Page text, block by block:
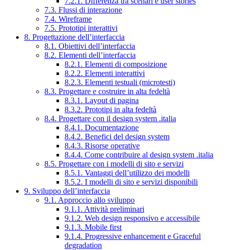
7.3. Flussi di interazione
7.4. Wireframe
7.5. Prototipi interattivi
8. Progettazione dell’interfaccia
8.1. Obiettivi dell’interfaccia
8.2. Elementi dell’interfaccia
8.2.1. Elementi di composizione
8.2.2. Elementi interattivi
8.2.3. Elementi testuali (microtesti)
8.3. Progettare e costruire in alta fedeltà
8.3.1. Layout di pagina
8.3.2. Prototipi in alta fedeltà
8.4. Progettare con il design system .italia
8.4.1. Documentazione
8.4.2. Benefici del design system
8.4.3. Risorse operative
8.4.4. Come contribuire al design system .italia
8.5. Progettare con i modelli di sito e servizi
8.5.1. Vantaggi dell’utilizzo dei modelli
8.5.2. I modelli di sito e servizi disponibili
9. Sviluppo dell’interfaccia
9.1. Approccio allo sviluppo
9.1.1. Attività preliminari
9.1.2. Web design responsivo e accessibile
9.1.3. Mobile first
9.1.4. Progressive enhancement e Graceful
degradation